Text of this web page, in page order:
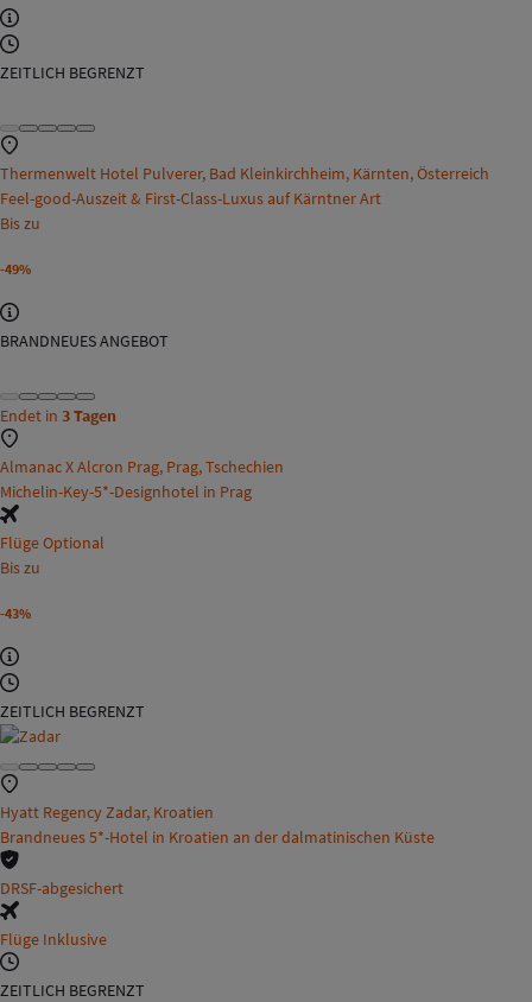
ZEITLICH BEGRENZT
Thermenwelt Hotel Pulverer, Bad Kleinkirchheim, Kärnten, Österreich
Feel-good-Auszeit & First-Class-Luxus auf Kärntner Art
Bis zu
-49%
BRANDNEUES ANGEBOT
Endet in 3 Tagen
Almanac X Alcron Prag, Prag, Tschechien
Michelin-Key-5*-Designhotel in Prag
Flüge Optional
Bis zu
-43%
ZEITLICH BEGRENZT
Hyatt Regency Zadar, Kroatien
Brandneues 5*-Hotel in Kroatien an der dalmatinischen Küste
DRSF-abgesichert
Flüge Inklusive
ZEITLICH BEGRENZT